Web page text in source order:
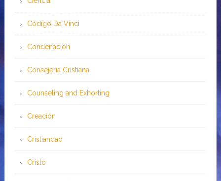
Código Da Vinci
Condenación
Consejería Cristiana
Counseling and Exhorting
Creación
Cristiandad
Cristo